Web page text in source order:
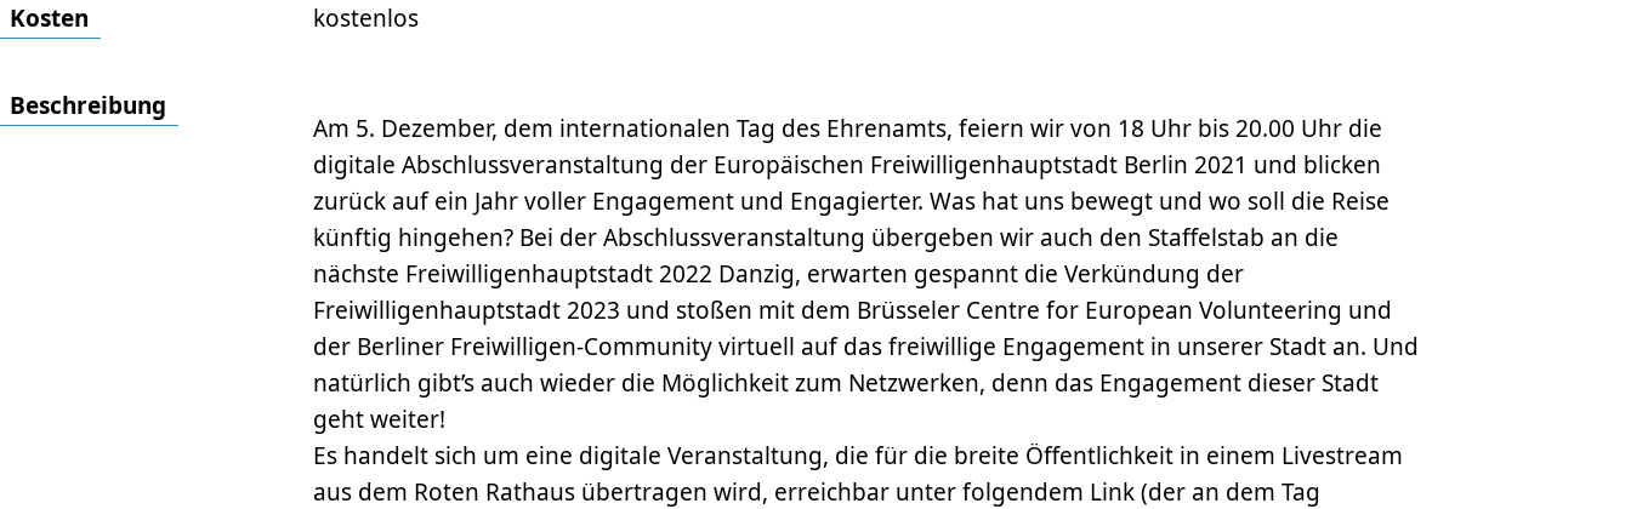
Kosten kostenlos
Beschrei­bung
Am 5. Dezember, dem internationalen Tag des Ehrenamts, feiern wir von 18 Uhr bis 20.00 Uhr die
digitale Abschlussveranstaltung der Europäischen Freiwilligenhauptstadt Berlin 2021 und blicken
zurück auf ein Jahr voller Engagement und Engagierter. Was hat uns bewegt und wo soll die Reise
künftig hingehen? Bei der Abschlussveranstaltung übergeben wir auch den Staffelstab an die
nächste Freiwilligenhauptstadt 2022 Danzig, erwarten gespannt die Verkündung der
Freiwilligenhauptstadt 2023 und stoßen mit dem Brüsseler Centre for European Volunteering und
der Berliner Freiwilligen-Community virtuell auf das freiwillige Engagement in unserer Stadt an. Und
natürlich gibt’s auch wieder die Möglichkeit zum Netzwerken, denn das Engagement dieser Stadt
geht weiter!
Es handelt sich um eine digitale Veranstaltung, die für die breite Öffentlichkeit in einem Livestream
aus dem Roten Rathaus übertragen wird, erreichbar unter folgendem Link (der an dem Tag